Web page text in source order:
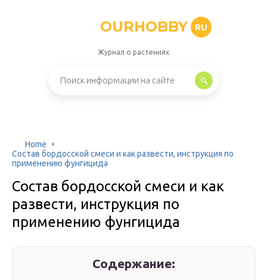
OURHOBBY RU
Журнал о растениях
Home
Состав бордосской смеси и как развести, инструкция по
применению фунгицида
Состав бордосской смеси и как
развести, инструкция по
применению фунгицида
Содержание: